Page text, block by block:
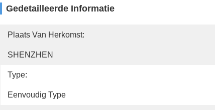
Gedetailleerde Informatie
Plaats Van Herkomst:
SHENZHEN
Type:
Eenvoudig Type